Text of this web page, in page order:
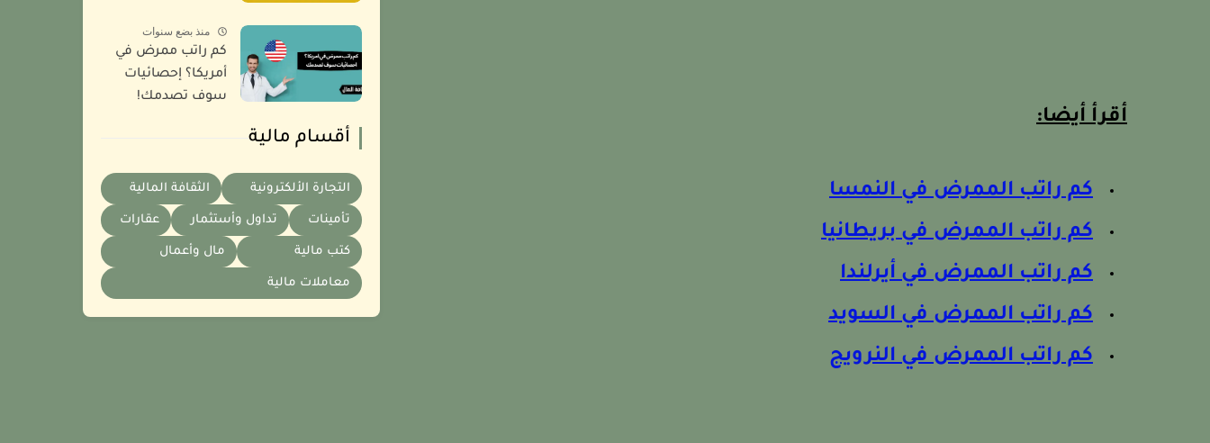
أقرأ أيضا:
كم راتب الممرض في النمسا
كم راتب الممرض في بريطانيا
كم راتب الممرض في أيرلندا
كم راتب الممرض في السويد
كم راتب الممرض في النرويج
منذ بضع سنوات
كم راتب ممرض في
أمريكا؟ إحصائيات
سوف تصدمك!
أقسام مالية
التجارة الألكترونية الثقافة المالية
تأمينات تداول وأستثمار عقارات
كتب مالية مال وأعمال
معاملات مالية